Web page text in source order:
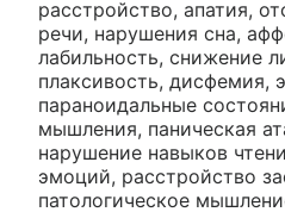
расстройство, апатия,
речи, нарушения сна,
лабильность, снижение
плаксивость, дисфемия,
параноидальные
мышления, паническая
нарушение навыков
эмоций, расстройство
патологическое